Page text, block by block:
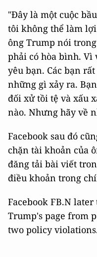
"Đây là một cuộc
tôi không thể làm
ông Trump nói
phải có hòa bình. Vì
yêu bạn. Các bạn
những gì xảy ra.
đối xử tồi tệ và xấu
nào. Nhưng hãy về
Facebook sau đó
chặn tài khoản của
đăng tải bài viết
điều khoản trong
Facebook FB.N
Trump's page from
two policy